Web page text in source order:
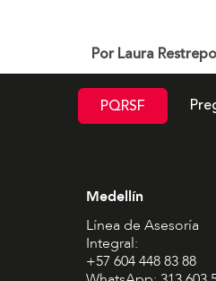
Por Laura
PQRSF
Medellín
Línea de Asesoría
Integral:
+57 604 448 83 88